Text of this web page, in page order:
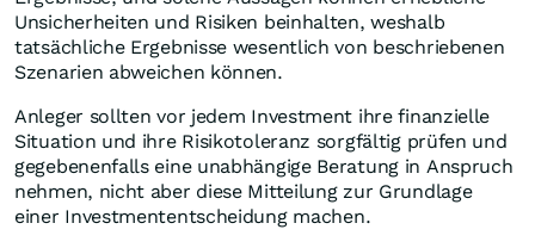
Unsicherheiten und Risiken beinhalten, weshalb
tatsächliche Ergebnisse wesentlich von beschriebenen
Szenarien abweichen können.
Anleger sollten vor jedem Investment ihre finanzielle
Situation und ihre Risikotoleranz sorgfältig prüfen und
gegebenenfalls eine unabhängige Beratung in Anspruch
nehmen, nicht aber diese Mitteilung zur Grundlage
einer Investmententscheidung machen.